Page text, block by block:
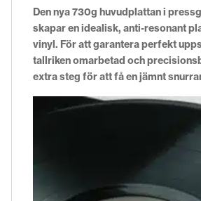
Den nya 730g huvudplattan i
skapar en idealisk, anti-resonant
vinyl. För att garantera perfekt
tallriken omarbetad och
extra steg för att få en jämnt